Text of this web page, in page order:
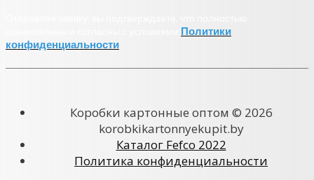
Политики
конфиденциальности
Коробки картонные оптом © 2026
korobkikartonnyekupit.by
Каталог Fefco 2022
Политика конфиденциальности